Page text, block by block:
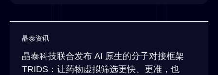
晶泰资讯
晶泰科技联合发布 AI 原生的分子对接框架
TRIDS：让药物虚拟筛选更快、更准，也